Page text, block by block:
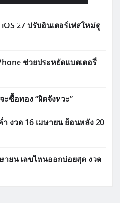
27 ปรับอินเตอร์เฟสใหม่ดู
ช่วยประหยัดแบตเตอรี่
อทอง “ผิดจังหวะ”
งวด 16 เมษายน ย้อนหลัง 20
ายน เลขไหนออกบ่อยสุด งวด